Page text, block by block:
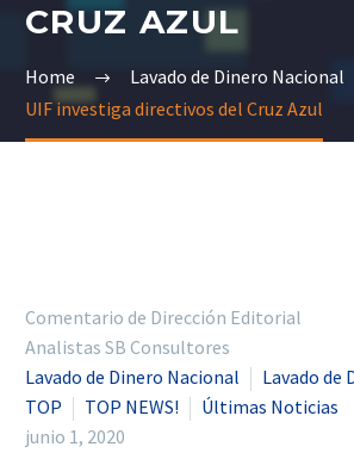
CRUZ AZUL
Home
Lavado de Dinero Nacional
UIF investiga directivos del Cruz Azul
Comentario de Dirección Editorial
Analistas SB Consultores
Lavado de Dinero Nacional
Lavado de
TOP
TOP NEWS!
Últimas Noticias
junio 1, 2020